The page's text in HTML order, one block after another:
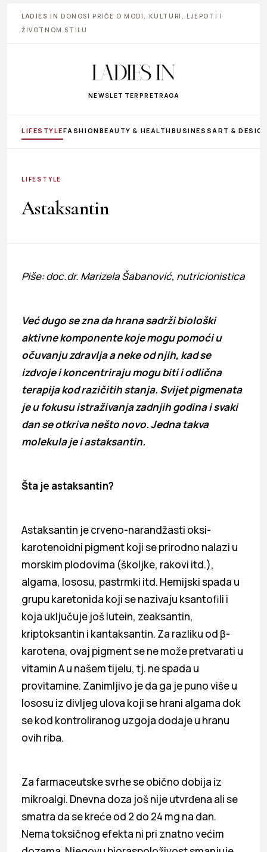
LADIES IN DONOSI PRIČE O MODI, KULTURI, LJEPOTI I
ŽIVOTNOM STILU
NEWSLETTER PRETRAGA
LIFESTYLEFASHIONBEAUTY & HEALTHBUSINESS ART &
LIFESTYLE
Astaksantin
Piše: doc.dr. Marizela Šabanović, nutricionistica
Već dugo se zna da hrana sadrži biološki
aktivne komponente koje mogu pomoći u
očuvanju zdravlja a neke od njih, kad se
izdvoje i koncentriraju mogu biti i odlična
terapija kod razičitih stanja. Svijet pigmenata
je u fokusu istraživanja zadnjih godina i svaki
dan se otkriva nešto novo. Jedna takva
molekula je i astaksantin.
Šta je astaksantin?
Astaksantin je crveno-narandžasti oksi-
karotenoidni pigment koji se prirodno nalazi u
morskim plodovima (školjke, rakovi itd.),
algama, lososu, pastrmki itd. Hemijski spada u
grupu karetonida koji se nazivaju ksantofili i
koja uključuje još lutein, zeaksantin,
kriptoksantin i kantaksantin. Za razliku od β-
karotena, ovaj pigment se ne može pretvarati u
vitamin A u našem tijelu, tj. ne spada u
provitamine. Zanimljivo je da ga je puno više u
lososu iz divljeg ulova koji se hrani algama dok
se kod kontroliranog uzgoja dodaje u hranu
ovih riba.
Za farmaceutske svrhe se obično dobija iz
mikroalgi. Dnevna doza još nije utvrđena ali se
smatra da se kreće od 2 do 24 mg na dan.
Nema toksičnog efekta ni pri znatno većim